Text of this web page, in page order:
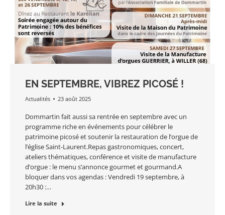
EN SEPTEMBRE, VIBREZ PICOSÉ !
Actualités 23 août 2025
Dommartin fait aussi sa rentrée en septembre avec un
programme riche en événements pour célébrer le
patrimoine picosé et soutenir la restauration de l’orgue de
l’église Saint-Laurent.Repas gastronomiques, concert,
ateliers thématiques, conférence et visite de manufacture
d’orgue : le menu s’annonce gourmet et gourmand.A
bloquer dans vos agendas : Vendredi 19 septembre, à
20h30 :…
Lire la suite